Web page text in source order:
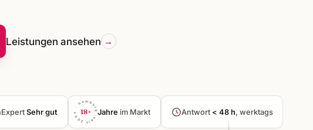
Leistungen ansehen
Sehr gut seit 2007 · hamburg ·
18+ Jahre im Markt Antwort < 48 h, werktags